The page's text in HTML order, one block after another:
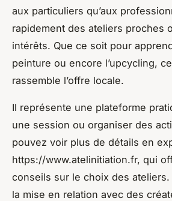
aux particuliers qu’aux
rapidement des ateliers proches
intérêts. Que ce soit pour
peinture ou encore l’upcycling,
rassemble l’offre locale.
Il représente une plateforme
une session ou organiser des
pouvez voir plus de détails en
https://www.atelinitiation.fr, qui
conseils sur le choix des
la mise en relation avec des